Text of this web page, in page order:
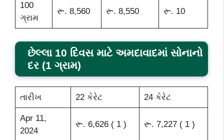
100
ગ્રામ
રૂ. 8,560 રૂ. 8,550 રૂ. 10
છેલ્લા 10 દિવસ માટે અમદાવાદમાં સોનાનો
દર (1 ગ્રામ)
તારીખ 22 કેરેટ 24 કેરેટ
Apr 11,
2024
રૂ. 6,626 ( 1 ) રૂ. 7,227 ( 1 )